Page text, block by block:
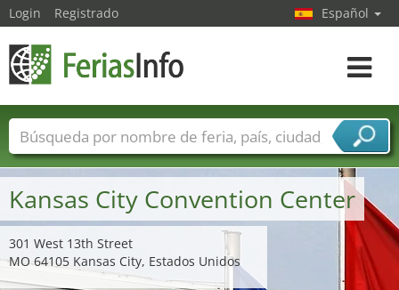
Kansas City Convention Center
301 West 13th Street
MO 64105 Kansas City, Estados Unidos
Login Registrado Español
toggle
Nombres de ferias Países
Ciudades
Sectores de ferias
Sectores de proveedor de servicios